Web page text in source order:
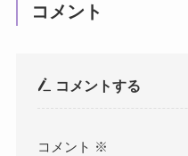
コメント
コメントする
コメント ※